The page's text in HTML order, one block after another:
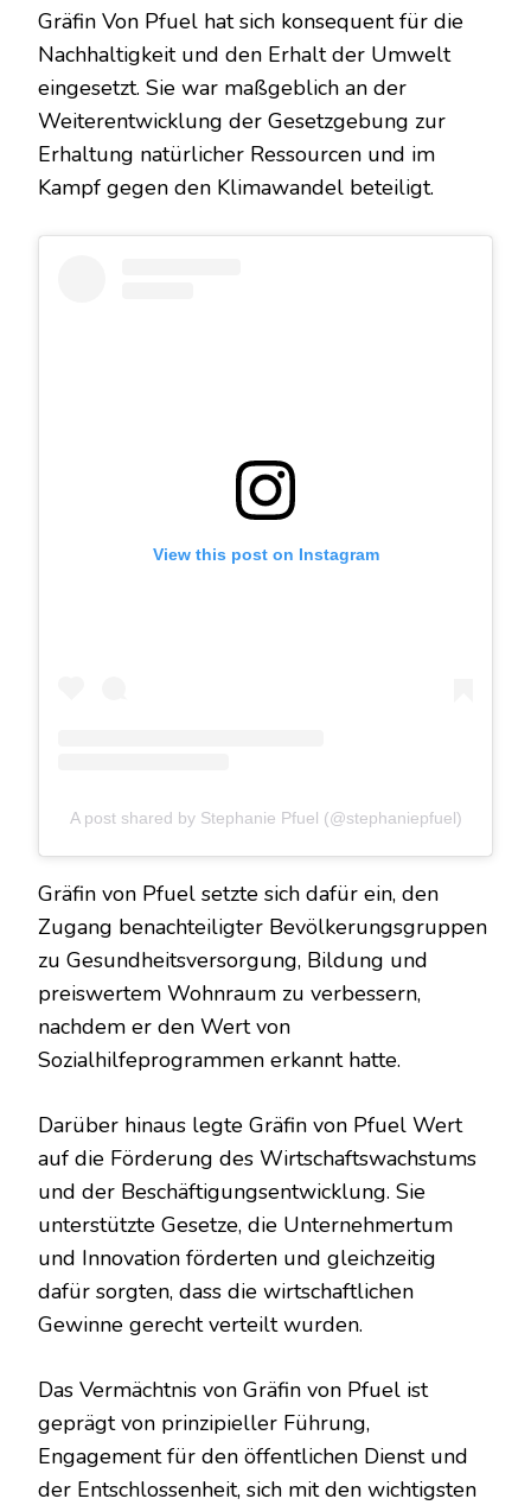
Gräfin Von Pfuel hat sich konsequent für die
Nachhaltigkeit und den Erhalt der Umwelt
eingesetzt. Sie war maßgeblich an der
Weiterentwicklung der Gesetzgebung zur
Erhaltung natürlicher Ressourcen und im
Kampf gegen den Klimawandel beteiligt.
View this post on Instagram
A post shared by Stephanie Pfuel (@stephaniepfuel)
Gräfin von Pfuel setzte sich dafür ein, den
Zugang benachteiligter Bevölkerungsgruppen
zu Gesundheitsversorgung, Bildung und
preiswertem Wohnraum zu verbessern,
nachdem er den Wert von
Sozialhilfeprogrammen erkannt hatte.
Darüber hinaus legte Gräfin von Pfuel Wert
auf die Förderung des Wirtschaftswachstums
und der Beschäftigungsentwicklung. Sie
unterstützte Gesetze, die Unternehmertum
und Innovation förderten und gleichzeitig
dafür sorgten, dass die wirtschaftlichen
Gewinne gerecht verteilt wurden.
Das Vermächtnis von Gräfin von Pfuel ist
geprägt von prinzipieller Führung,
Engagement für den öffentlichen Dienst und
der Entschlossenheit, sich mit den wichtigsten